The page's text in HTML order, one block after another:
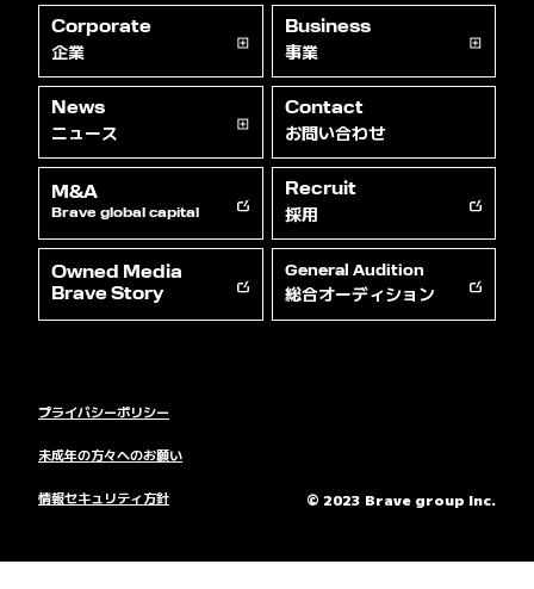
Corporate
企業
Business
事業
News
ニュース
Contact
お問い合わせ
M&A
Brave global capital
Recruit
採用
Owned Media
Brave Story
General Audition
総合オーディション
© 2023 Brave group Inc.
プライバシーポリシー
未成年の方々へのお願い
情報セキュリティ方針